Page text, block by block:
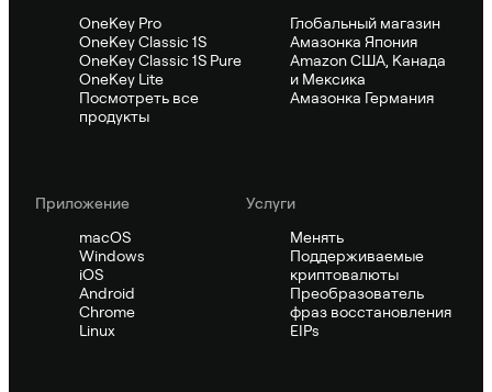
OneKey Pro
OneKey Classic 1S
OneKey Classic 1S Pure
OneKey Lite
Посмотреть все
продукты
Глобальный магазин
Амазонка Япония
Amazon США, Канада
и Мексика
Амазонка Германия
Приложение
macOS
Windows
iOS
Android
Chrome
Linux
Услуги
Менять
Поддерживаемые
криптовалюты
Преобразователь
фраз восстановления
EIPs